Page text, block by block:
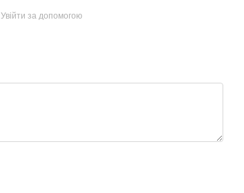
Увійти за допомогою